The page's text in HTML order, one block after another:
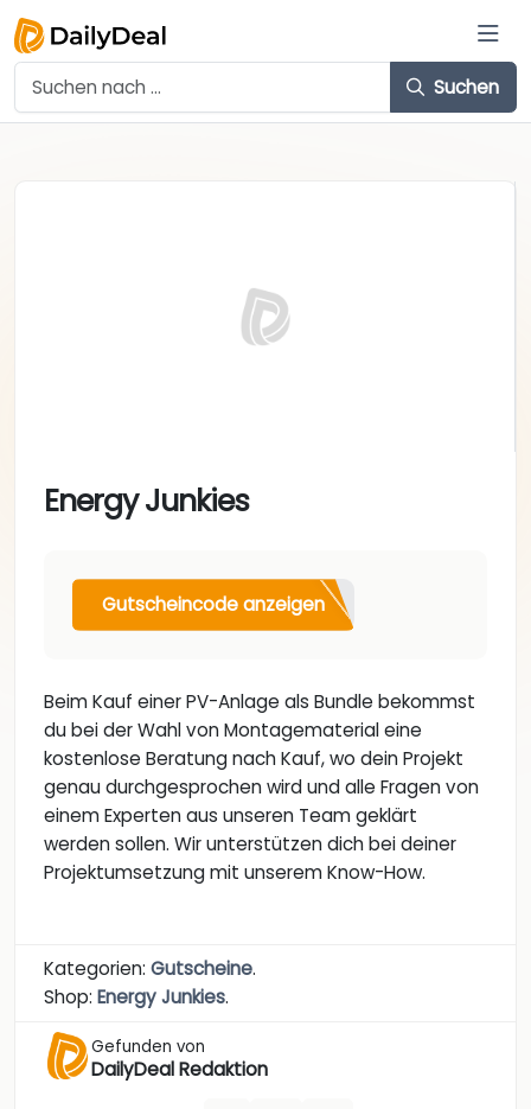
Suchen
Energy Junkies
Gutscheincode anzeigen
Beim Kauf einer PV-Anlage als Bundle bekommst
du bei der Wahl von Montagematerial eine
kostenlose Beratung nach Kauf, wo dein Projekt
genau durchgesprochen wird und alle Fragen von
einem Experten aus unseren Team geklärt
werden sollen. Wir unterstützen dich bei deiner
Projektumsetzung mit unserem Know-How.
Kategorien: Gutscheine.
Shop: Energy Junkies.
Gefunden von
DailyDeal Redaktion